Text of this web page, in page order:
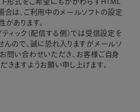
ト形式をご希望にもかかわらずHTML
合は、ご利用中のメールソフトの設定
があります。
ィック（配信する側）では受信設定を
んので、誠に恐れ入りますがメールソ
問い合わせいただき、お客様ご自身
きますようお願い申し上げます。